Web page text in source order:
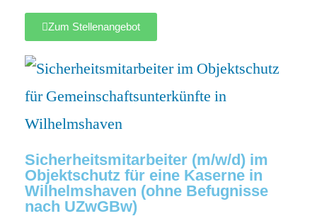
Zum Stellenangebot
Sicherheitsmitarbeiter (m/w/d) im
Objektschutz für eine Kaserne in
Wilhelmshaven (ohne Befugnisse
nach UZwGBw)